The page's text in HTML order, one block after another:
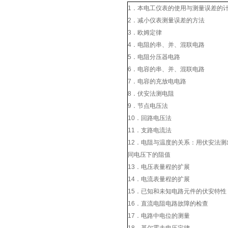
1．本电工仪表的使用与测量误差的
2．减小仪表测量误差的方法
3．欧姆定律
4．电阻的串、并、混联电路
5．电阻分压器电路
6．电容的串、并、混联电路
7．电容的充放电电路
8．伏安法测电阻
9．节点电压法
10．回路电压法
11．支路电流法
12．电阻与温度的关系：用伏安法
同电压下的阻值
13．电压表量程的扩展
14．电流表量程的扩展
15．已知和未知电路元件的伏安特性
16．直流电阻电路故障的检查
17．电路中电位的测量